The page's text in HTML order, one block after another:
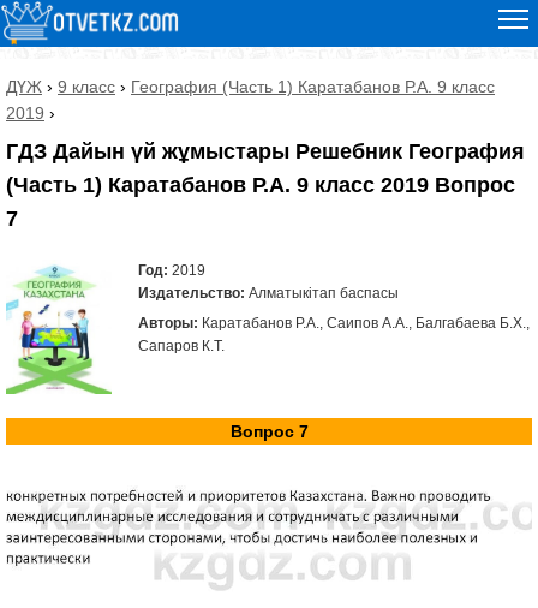
ДҮЖ › 9 класс › География (Часть 1) Каратабанов Р.А. 9 класс
2019 ›
ГДЗ Дайын үй жұмыстары Решебник География
(Часть 1) Каратабанов Р.А. 9 класс 2019 Вопрос
7
Год: 2019
Издательство: Алматыкітап баспасы
Авторы: Каратабанов Р.А., Саипов А.А., Балгабаева Б.Х.,
Сапаров К.Т.
Вопрос 7